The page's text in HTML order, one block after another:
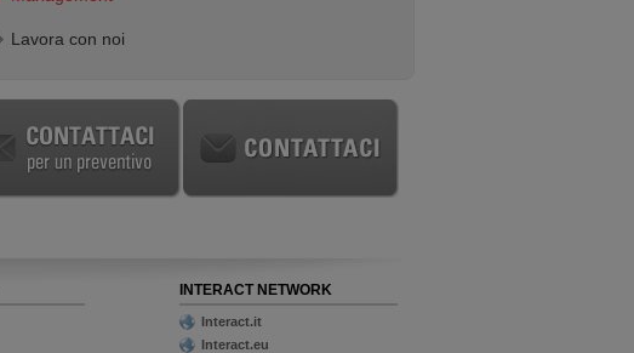
Lavora con noi
INTERACT NETWORK
Interact.it
Interact.eu